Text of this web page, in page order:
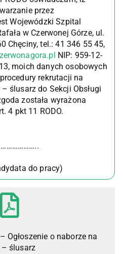
przez
Wojewódzki Szpital
w Czerwonej Górze, ul.
Chęciny, tel.: 41 346 55 45,
NIP: 959-12-
moich danych osobowych
rekrutacji na
ślusarz do Sekcji Obsługi
została wyrażona
4 pkt 11 RODO.
do pracy)
– Ogłoszenie o naborze na
ślusarz